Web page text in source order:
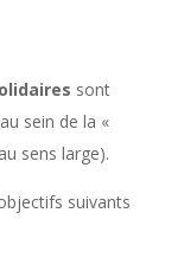
sont
sein de la «
sens large).
suivants